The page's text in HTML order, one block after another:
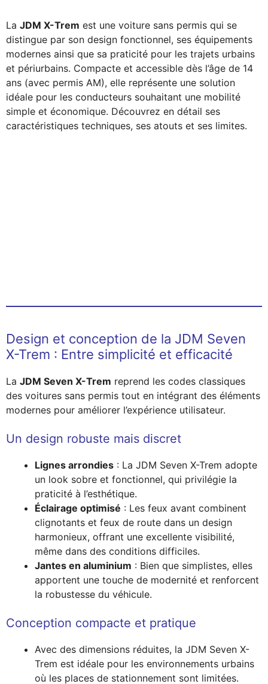
La JDM X-Trem est une voiture sans permis qui se
distingue par son design fonctionnel, ses équipements
modernes ainsi que sa praticité pour les trajets urbains
et périurbains. Compacte et accessible dès l’âge de 14
ans (avec permis AM), elle représente une solution
idéale pour les conducteurs souhaitant une mobilité
simple et économique. Découvrez en détail ses
caractéristiques techniques, ses atouts et ses limites.
Design et conception de la JDM Seven
X-Trem : Entre simplicité et efficacité
La JDM Seven X-Trem reprend les codes classiques
des voitures sans permis tout en intégrant des éléments
modernes pour améliorer l’expérience utilisateur.
Un design robuste mais discret
Lignes arrondies : La JDM Seven X-Trem adopte
un look sobre et fonctionnel, qui privilégie la
praticité à l’esthétique.
Éclairage optimisé : Les feux avant combinent
clignotants et feux de route dans un design
harmonieux, offrant une excellente visibilité,
même dans des conditions difficiles.
Jantes en aluminium : Bien que simplistes, elles
apportent une touche de modernité et renforcent
la robustesse du véhicule.
Conception compacte et pratique
Avec des dimensions réduites, la JDM Seven X-
Trem est idéale pour les environnements urbains
où les places de stationnement sont limitées.